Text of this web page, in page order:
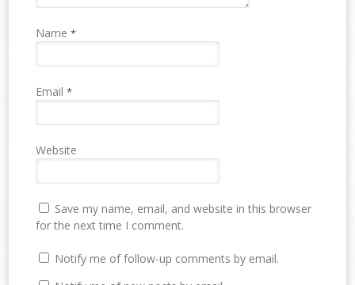
Name*
Email*
Website
Save my name, email, and website in this browser
for the next time I comment.
Notify me of follow-up comments by email.